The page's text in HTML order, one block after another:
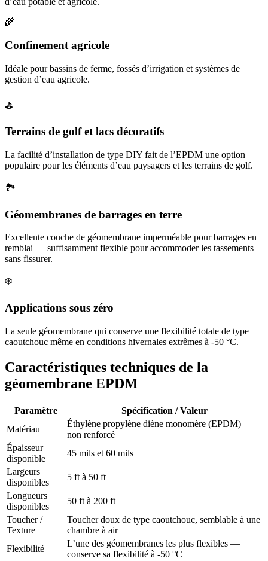
🌾
Confinement agricole
Idéale pour bassins de ferme, fossés d’irrigation et systèmes de
gestion d’eau agricole.
⛳
Terrains de golf et lacs décoratifs
La facilité d’installation de type DIY fait de l’EPDM une option
populaire pour les éléments d’eau paysagers et les terrains de golf.
🏞️
Géomembranes de barrages en terre
Excellente couche de géomembrane imperméable pour barrages en
remblai — suffisamment flexible pour accommoder les tassements
sans fissurer.
❄️
Applications sous zéro
La seule géomembrane qui conserve une flexibilité totale de type
caoutchouc même en conditions hivernales extrêmes à -50 °C.
Caractéristiques techniques de la
géomembrane EPDM
Paramètre
Spécification / Valeur
Matériau
Éthylène propylène diène monomère (EPDM) —
non renforcé
Épaisseur
disponible
45 mils et 60 mils
Largeurs
disponibles
5 ft à 50 ft
Longueurs
disponibles
50 ft à 200 ft
Toucher /
Texture
Toucher doux de type caoutchouc, semblable à une
chambre à air
Flexibilité
L’une des géomembranes les plus flexibles —
conserve sa flexibilité à -50 °C